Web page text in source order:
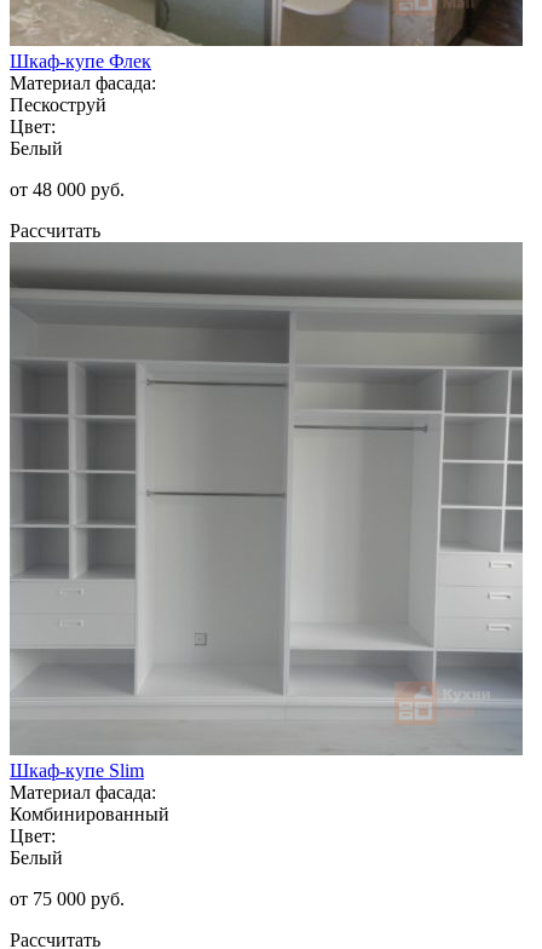
Шкаф-купе Флек
Материал фасада:
Пескоструй
Цвет:
Белый
от 48 000 руб.
Рассчитать
Шкаф-купе Slim
Материал фасада:
Комбинированный
Цвет:
Белый
от 75 000 руб.
Рассчитать